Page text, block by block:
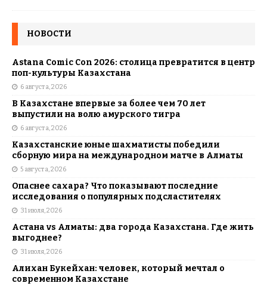
НОВОСТИ
Astana Comic Con 2026: столица превратится в центр
поп-культуры Казахстана
6 августа, 2026
В Казахстане впервые за более чем 70 лет
выпустили на волю амурского тигра
6 августа, 2026
Казахстанские юные шахматисты победили
сборную мира на международном матче в Алматы
5 августа, 2026
Опаснее сахара? Что показывают последние
исследования о популярных подсластителях
31 июля, 2026
Астана vs Алматы: два города Казахстана. Где жить
выгоднее?
31 июля, 2026
Алихан Букейхан: человек, который мечтал о
современном Казахстане